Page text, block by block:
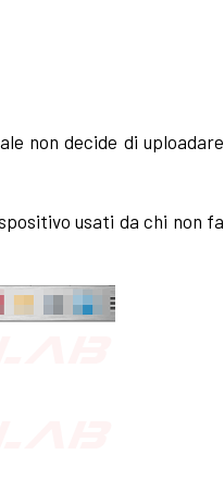
non decide di uploadare
usati da chi non fa